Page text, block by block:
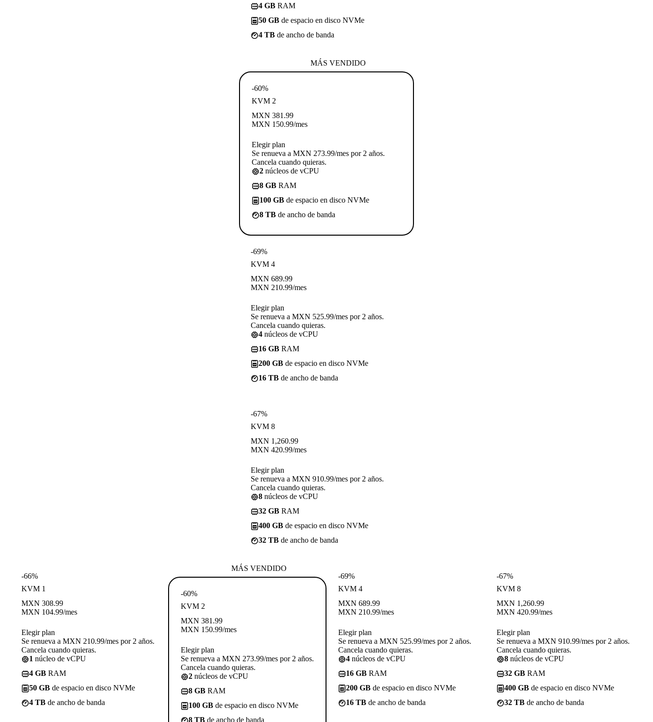
4 GB RAM
50 GB de espacio en disco NVMe
4 TB de ancho de banda
MÁS VENDIDO
-60%
KVM 2
MXN 381.99
MXN 150.99/mes
Elegir plan
Se renueva a MXN 273.99/mes por 2 años.
Cancela cuando quieras.
2 núcleos de vCPU
8 GB RAM
100 GB de espacio en disco NVMe
8 TB de ancho de banda
-69%
KVM 4
MXN 689.99
MXN 210.99/mes
Elegir plan
Se renueva a MXN 525.99/mes por 2 años.
Cancela cuando quieras.
4 núcleos de vCPU
16 GB RAM
200 GB de espacio en disco NVMe
16 TB de ancho de banda
-67%
KVM 8
MXN 1,260.99
MXN 420.99/mes
Elegir plan
Se renueva a MXN 910.99/mes por 2 años.
Cancela cuando quieras.
8 núcleos de vCPU
32 GB RAM
400 GB de espacio en disco NVMe
32 TB de ancho de banda
-66%
KVM 1
MXN 308.99
MXN 104.99/mes
Elegir plan
Se renueva a MXN 210.99/mes por 2 años.
Cancela cuando quieras.
1 núcleo de vCPU
4 GB RAM
50 GB de espacio en disco NVMe
4 TB de ancho de banda
MÁS VENDIDO
-60%
KVM 2
MXN 381.99
MXN 150.99/mes
Elegir plan
Se renueva a MXN 273.99/mes por 2 años.
Cancela cuando quieras.
2 núcleos de vCPU
8 GB RAM
100 GB de espacio en disco NVMe
8 TB de ancho de banda
-69%
KVM 4
MXN 689.99
MXN 210.99/mes
Elegir plan
Se renueva a MXN 525.99/mes por 2 años.
Cancela cuando quieras.
4 núcleos de vCPU
16 GB RAM
200 GB de espacio en disco NVMe
16 TB de ancho de banda
-67%
KVM 8
MXN 1,260.99
MXN 420.99/mes
Elegir plan
Se renueva a MXN 910.99/mes por 2 años.
Cancela cuando quieras.
8 núcleos de vCPU
32 GB RAM
400 GB de espacio en disco NVMe
32 TB de ancho de banda